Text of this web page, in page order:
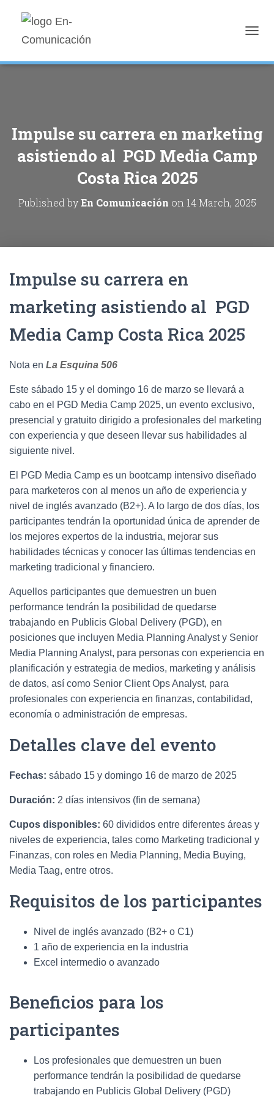
G
V
G
O
Impulse su carrera en marketing
asistiendo al PGD Media Camp
Costa Rica 2025
Published byEn Comunicación on 14 March, 2025
Impulse su carrera en
marketing asistiendo al PGD
Media Camp Costa Rica 2025
Nota en La Esquina 506
Este sábado 15 y el domingo 16 de marzo se llevará a
cabo en el PGD Media Camp 2025, un evento exclusivo,
presencial y gratuito dirigido a profesionales del marketing
con experiencia y que deseen llevar sus habilidades al
siguiente nivel.
El PGD Media Camp es un bootcamp intensivo diseñado
para marketeros con al menos un año de experiencia y
nivel de inglés avanzado (B2+). A lo largo de dos días, los
participantes tendrán la oportunidad única de aprender de
los mejores expertos de la industria, mejorar sus
habilidades técnicas y conocer las últimas tendencias en
marketing tradicional y financiero.
Aquellos participantes que demuestren un buen
performance tendrán la posibilidad de quedarse
trabajando en Publicis Global Delivery (PGD), en
posiciones que incluyen Media Planning Analyst y Senior
Media Planning Analyst, para personas con experiencia en
planificación y estrategia de medios, marketing y análisis
de datos, así como Senior Client Ops Analyst, para
profesionales con experiencia en finanzas, contabilidad,
economía o administración de empresas.
Detalles clave del evento
Fechas: sábado 15 y domingo 16 de marzo de 2025
Duración: 2 días intensivos (fin de semana)
Cupos disponibles: 60 divididos entre diferentes áreas y
niveles de experiencia, tales como Marketing tradicional y
Finanzas, con roles en Media Planning, Media Buying,
Media Taag, entre otros.
Requisitos de los participantes
Nivel de inglés avanzado (B2+ o C1)
1 año de experiencia en la industria
Excel intermedio o avanzado
Beneficios para los
participantes
Los profesionales que demuestren un buen
performance tendrán la posibilidad de quedarse
trabajando en Publicis Global Delivery (PGD)